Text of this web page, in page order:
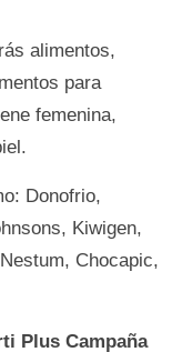
alimentos,
para
femenina,
Donofrio,
Kiwigen,
Chocapic,
Plus Campaña